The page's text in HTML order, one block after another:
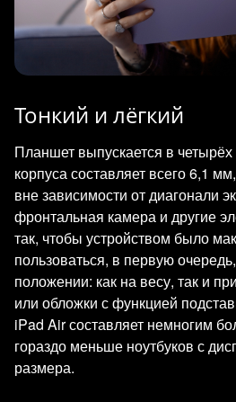
Тонкий и лёгкий
Планшет выпускается в
корпуса составляет всего 6,1
вне зависимости от диагонали
фронтальная камера и другие
так, чтобы устройством было
пользоваться, в первую
положении: как на весу, так и
или обложки с функцией
iPad Air составляет немногим
гораздо меньше ноутбуков с
размера.